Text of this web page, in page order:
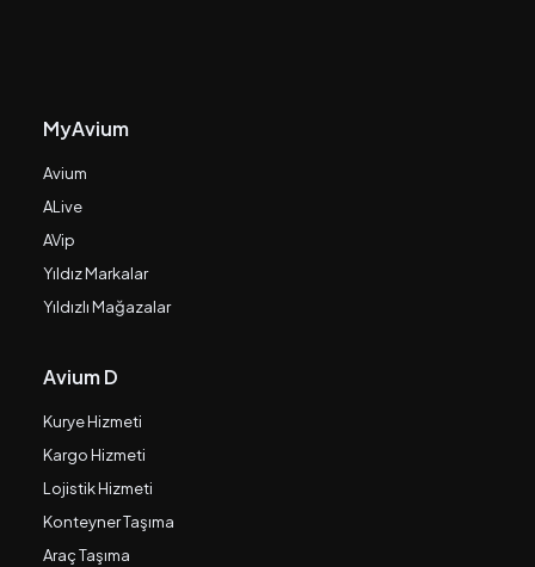
MyAvium
Avium
ALive
AVip
Yıldız Markalar
Yıldızlı Mağazalar
Avium D
Kurye Hizmeti
Kargo Hizmeti
Lojistik Hizmeti
Konteyner Taşıma
Araç Taşıma